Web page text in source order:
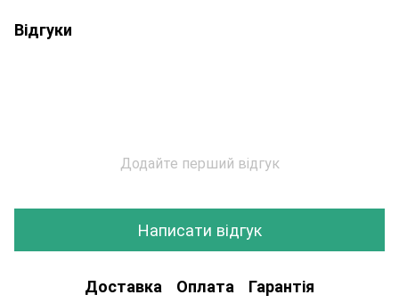
Відгуки
Додайте перший відгук
Написати відгук
Доставка Оплата Гарантія